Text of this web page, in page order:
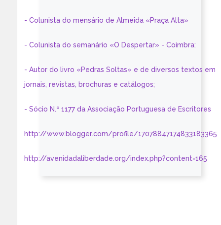
- Colunista do mensário de Almeida «Praça Alta»
- Colunista do semanário «O Despertar» - Coimbra:
- Autor do livro «Pedras Soltas» e de diversos textos em
jornais, revistas, brochuras e catálogos;
- Sócio N.º 1177 da Associação Portuguesa de Escritores
http://www.blogger.com/profile/17078847174833183365
http://avenidadaliberdade.org/index.php?content=165